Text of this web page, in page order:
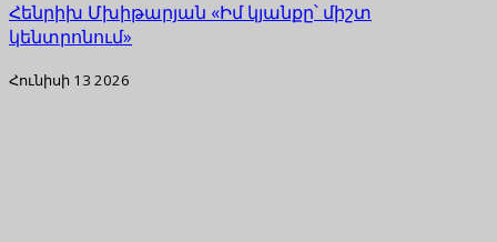
Հենրիխ Մխիթարյան «Իմ կյանքը՝ միշտ
կենտրոնում»
Հունիսի 13 2026